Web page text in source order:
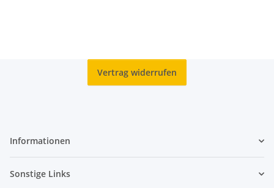
Vertrag widerrufen
Informationen
Sonstige Links